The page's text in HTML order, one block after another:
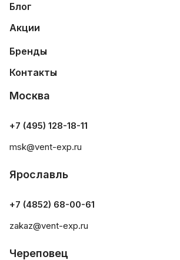
Блог
Акции
Бренды
Контакты
Москва
+7 (495) 128-18-11
msk@vent-exp.ru
Ярославль
+7 (4852) 68-00-61
zakaz@vent-exp.ru
Череповец